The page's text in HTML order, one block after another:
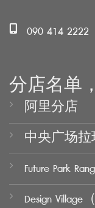
090 414 2222
分店名单
阿里分店
中央广场
Future Park
Design Village